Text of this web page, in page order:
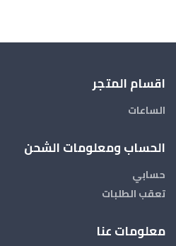
اقسام المتجر
الساعات
الحساب ومعلومات الشحن
حسابي
تعقب الطلبات
معلومات عنا